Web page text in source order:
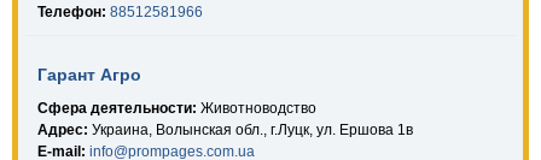
Телефон: 88512581966
Гарант Агро
Сфера деятельности: Животноводство
Адрес: Украина, Волынская обл., г.Луцк, ул. Ершова 1в
E-mail: info@prompages.com.ua